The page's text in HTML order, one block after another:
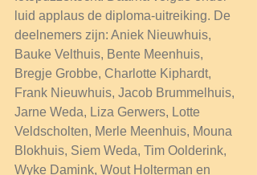
luid applaus de diploma-uitreiking. De
deelnemers zijn: Aniek Nieuwhuis,
Bauke Velthuis, Bente Meenhuis,
Bregje Grobbe, Charlotte Kiphardt,
Frank Nieuwhuis, Jacob Brummelhuis,
Jarne Weda, Liza Gerwers, Lotte
Veldscholten, Merle Meenhuis, Mouna
Blokhuis, Siem Weda, Tim Oolderink,
Wyke Damink, Wout Holterman en